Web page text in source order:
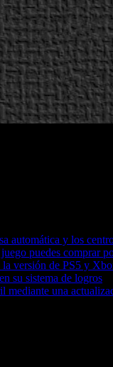
automática y los
puedes comprar
versión de PS5 y
su sistema de logros
mediante una